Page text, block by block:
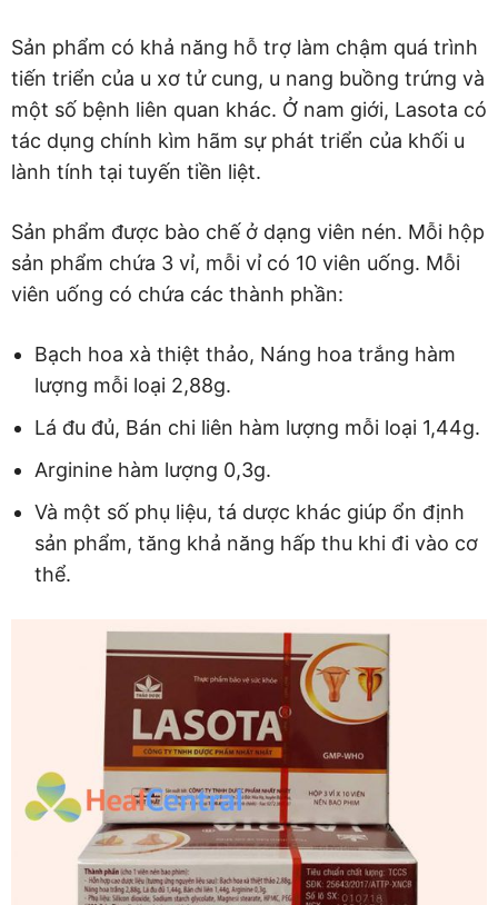
Sản phẩm có khả năng hỗ trợ làm chậm quá trình
tiến triển của u xơ tử cung, u nang buồng trứng và
một số bệnh liên quan khác. Ở nam giới, Lasota có
tác dụng chính kìm hãm sự phát triển của khối u
lành tính tại tuyến tiền liệt.
Sản phẩm được bào chế ở dạng viên nén. Mỗi hộp
sản phẩm chứa 3 vỉ, mỗi vỉ có 10 viên uống. Mỗi
viên uống có chứa các thành phần:
Bạch hoa xà thiệt thảo, Náng hoa trắng hàm
lượng mỗi loại 2,88g.
Lá đu đủ, Bán chi liên hàm lượng mỗi loại 1,44g.
Arginine hàm lượng 0,3g.
Và một số phụ liệu, tá dược khác giúp ổn định
sản phẩm, tăng khả năng hấp thu khi đi vào cơ
thể.